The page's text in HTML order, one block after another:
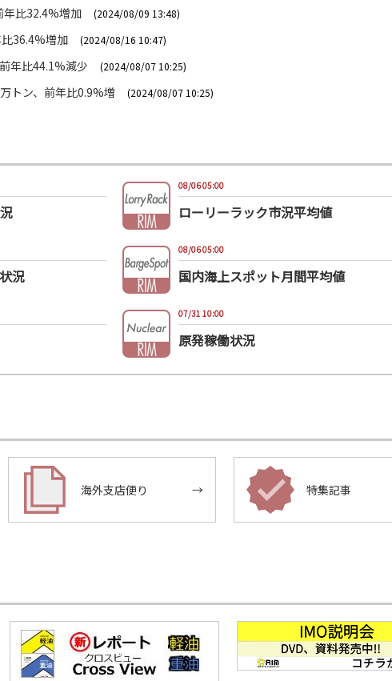
年比32.4%増加 (2024/08/09 13:48)
36.4%増加 (2024/08/16 10:47)
年比44.1%減少 (2024/08/07 10:25)
トン、前年比0.9%増 (2024/08/07 10:25)
08/06 05:00
ローリーラック市況平均値
況
08/06 05:00
国内海上スポット月間平均値
07/31 10:00
原発稼働状況
海外支店便り → 特集記事